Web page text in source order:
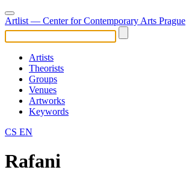
Artlist — Center for Contemporary Arts Prague
Artists
Theorists
Groups
Venues
Artworks
Keywords
CS EN
Rafani